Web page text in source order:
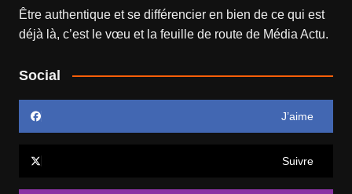
Être authentique et se différencier en bien de ce qui est
déjà là, c’est le vœu et la feuille de route de Média Actu.
Social
J’aime
Suivre